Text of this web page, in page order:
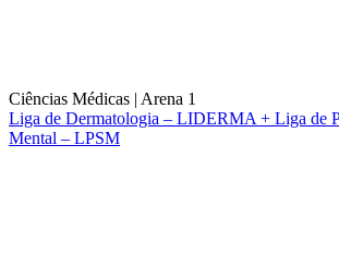
Ciências Médicas | Arena 1
Liga de Dermatologia – LIDERMA + Liga de
Mental – LPSM